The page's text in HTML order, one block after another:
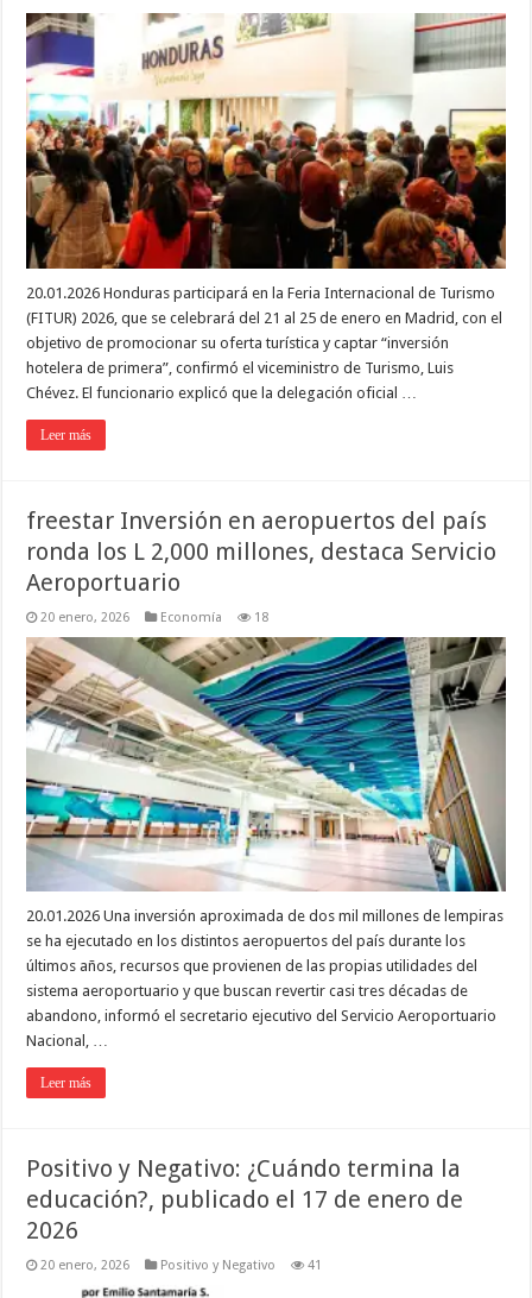
20.01.2026 Honduras participará en la Feria Internacional de Turismo
(FITUR) 2026, que se celebrará del 21 al 25 de enero en Madrid, con el
objetivo de promocionar su oferta turística y captar “inversión
hotelera de primera”, confirmó el viceministro de Turismo, Luis
Chévez. El funcionario explicó que la delegación oficial …
Leer más
freestar Inversión en aeropuertos del país
ronda los L 2,000 millones, destaca Servicio
Aeroportuario
20 enero, 2026 Economía 18
20.01.2026 Una inversión aproximada de dos mil millones de lempiras
se ha ejecutado en los distintos aeropuertos del país durante los
últimos años, recursos que provienen de las propias utilidades del
sistema aeroportuario y que buscan revertir casi tres décadas de
abandono, informó el secretario ejecutivo del Servicio Aeroportuario
Nacional, …
Leer más
Positivo y Negativo: ¿Cuándo termina la
educación?, publicado el 17 de enero de
2026
20 enero, 2026 Positivo y Negativo 41